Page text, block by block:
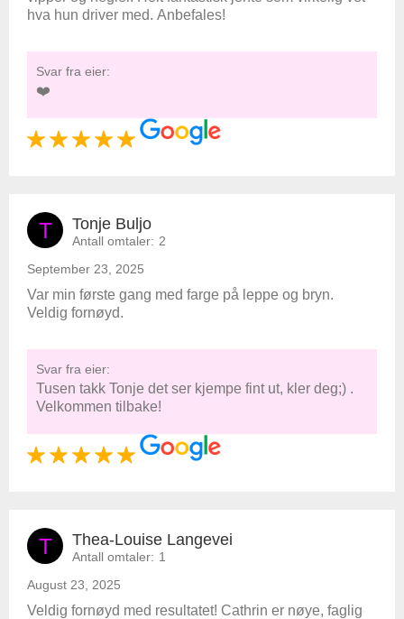
hva hun driver med. Anbefales!
Svar fra eier:
❤️
T Tonje Buljo
Antall omtaler: 2
September 23, 2025
Var min første gang med farge på leppe og bryn.
Veldig fornøyd.
Svar fra eier:
Tusen takk Tonje det ser kjempe fint ut, kler deg;) .
Velkommen tilbake!
T Thea-Louise Langevei
Antall omtaler: 1
August 23, 2025
Veldig fornøyd med resultatet! Cathrin er nøye, faglig